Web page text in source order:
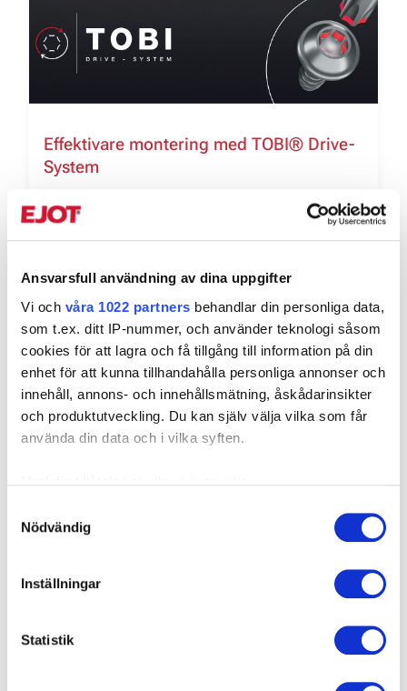
Ansvarsfull användning av dina uppgifter
Vi och våra 1022 partners behandlar din personliga data,
som t.ex. ditt IP-nummer, och använder teknologi såsom
cookies för att lagra och få tillgång till information på din
enhet för att kunna tillhandahålla personliga annonser och
innehåll, annons- och innehållsmätning, åskådarinsikter
och produktutveckling. Du kan själv välja vilka som får
använda din data och i vilka syften.
kan ha en noggrannhet på upp till flera meter
Ta reda på mer om hur dina personliga uppgifter
Du kan ändra eller dra tillbaka ditt samtycke när som
Nödvändig
Inställningar
Statistik
Effektivare montering med TOBI® Drive-
System
monteringsprocess är avgörande i modern
industri. Med TOBI® Drive-System introducerar
skruvmontering och minskar störningar i
produktionen.
De digitala EJOT Expert Dagarna ger dig en
härdplaster samt i stål, aluminium och
utbildningsserien online som äger rum den första
tisdagen varje månad, innehåller
Visa nyhetsarkivet ⟶